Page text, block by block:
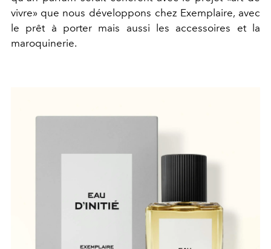
vivre» que nous développons chez Exemplaire, avec
le prêt à porter mais aussi les accessoires et la
maroquinerie.